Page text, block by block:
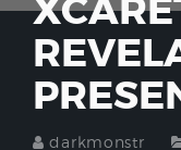
darkmonstr